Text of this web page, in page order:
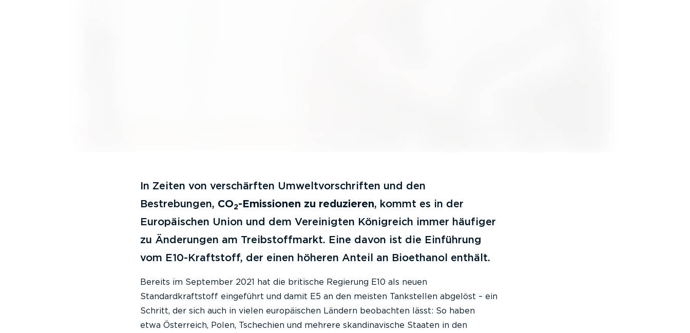
In Zeiten von verschärften Umweltvorschriften und den
Bestrebungen, CO2-Emissionen zu reduzieren, kommt es in der
Europäischen Union und dem Vereinigten Königreich immer häufiger
zu Änderungen am Treibstoffmarkt. Eine davon ist die Einführung
vom E10-Kraftstoff, der einen höheren Anteil an Bioethanol enthält.
Bereits im September 2021 hat die britische Regierung E10 als neuen
Standardkraftstoff eingeführt und damit E5 an den meisten Tankstellen abgelöst – ein
Schritt, der sich auch in vielen europäischen Ländern beobachten lässt: So haben
etwa Österreich, Polen, Tschechien und mehrere skandinavische Staaten in den